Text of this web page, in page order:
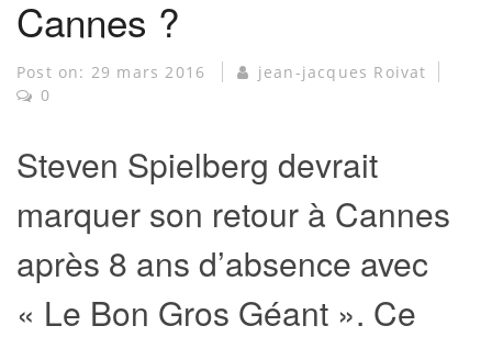
Cannes ?
Post on: 29 mars 2016
jean-jacques Roivat
0
Steven Spielberg devrait
marquer son retour à Cannes
après 8 ans d’absence avec
« Le Bon Gros Géant ». Ce